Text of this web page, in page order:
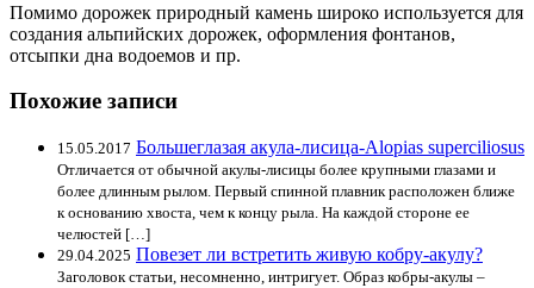
Помимо дорожек природный камень широко используется для
создания альпийских дорожек, оформления фонтанов,
отсыпки дна водоемов и пр.
Похожие записи
15.05.2017 Большеглазая акула-лисица-Alopias superciliosus
Отличается от обычной акулы-лисицы более крупными глазами и
более длинным рылом. Первый спинной плавник расположен ближе
к основанию хвоста, чем к концу рыла. На каждой стороне ее
челюстей […]
29.04.2025 Повезет ли встретить живую кобру-акулу?
Заголовок статьи, несомненно, интригует. Образ кобры-акулы –